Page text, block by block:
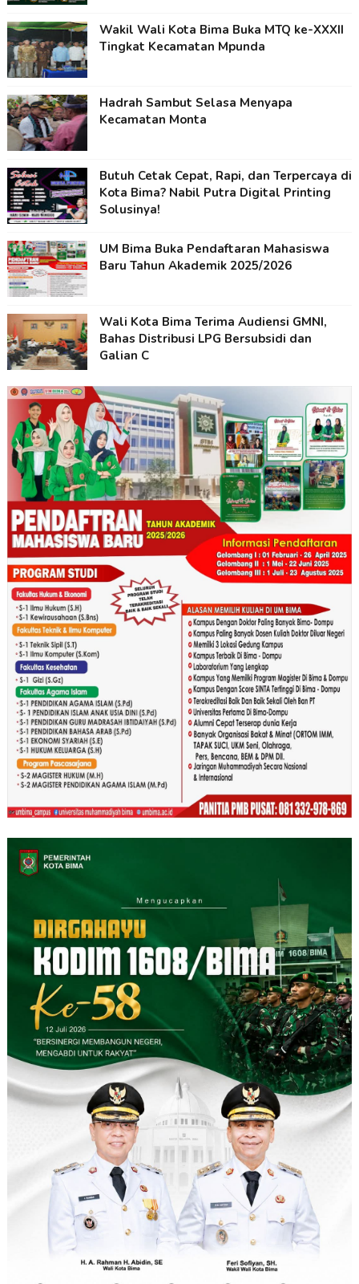
Wakil Wali Kota Bima Buka MTQ ke-XXXII
Tingkat Kecamatan Mpunda
Hadrah Sambut Selasa Menyapa
Kecamatan Monta
Butuh Cetak Cepat, Rapi, dan Terpercaya di
Kota Bima? Nabil Putra Digital Printing
Solusinya!
UM Bima Buka Pendaftaran Mahasiswa
Baru Tahun Akademik 2025/2026
Wali Kota Bima Terima Audiensi GMNI,
Bahas Distribusi LPG Bersubsidi dan
Galian C